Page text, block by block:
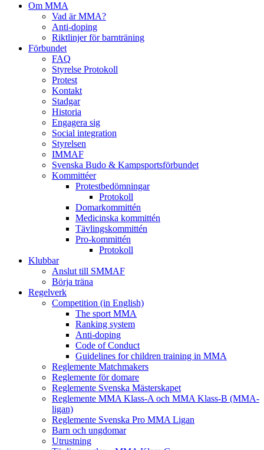
Om MMA
Vad är MMA?
Anti-doping
Riktlinjer för barnträning
Förbundet
FAQ
Styrelse Protokoll
Protest
Kontakt
Stadgar
Historia
Engagera sig
Social integration
Styrelsen
IMMAF
Svenska Budo & Kampsportsförbundet
Kommittéer
Protestbedömningar
Protokoll
Domarkommittén
Medicinska kommittén
Tävlingskommittén
Pro-kommittén
Protokoll
Klubbar
Anslut till SMMAF
Börja träna
Regelverk
Competition (in English)
The sport MMA
Ranking system
Anti-doping
Code of Conduct
Guidelines for children training in MMA
Reglemente Matchmakers
Reglemente för domare
Reglemente Svenska Mästerskapet
Reglemente MMA Klass-A och MMA Klass-B (MMA-
ligan)
Reglemente Svenska Pro MMA Ligan
Barn och ungdomar
Utrustning